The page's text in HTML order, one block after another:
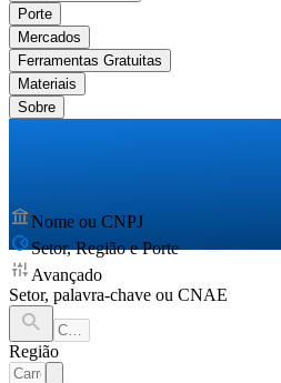
Porte
Mercados
Ferramentas Gratuitas
Materiais
Sobre
Nome ou CNPJ
Setor, Região e Porte
Avançado
Setor, palavra-chave ou CNAE
Região